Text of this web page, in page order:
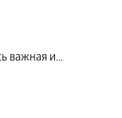
важная и...